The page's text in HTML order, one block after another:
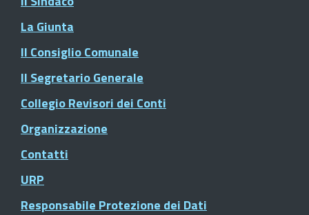
La Giunta
Il Consiglio Comunale
Il Segretario Generale
Collegio Revisori dei Conti
Organizzazione
Contatti
URP
Responsabile Protezione dei Dati